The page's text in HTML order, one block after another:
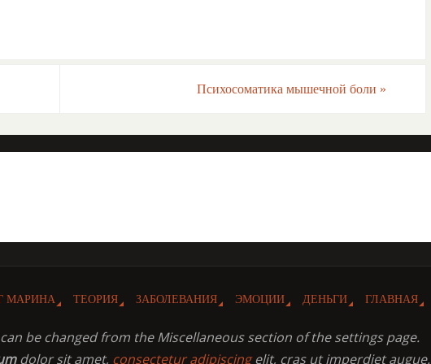
Психосоматика мышечной боли »
МАРИНА ТЕОРИЯ ЗАБОЛЕВАНИЯ ЭМОЦИИ ДЕНЬГИ ГЛАВНАЯ
be changed from the Miscellaneous section of the settings page.
dolor sit amet, consectetur adipiscingelit, cras ut imperdiet augue.